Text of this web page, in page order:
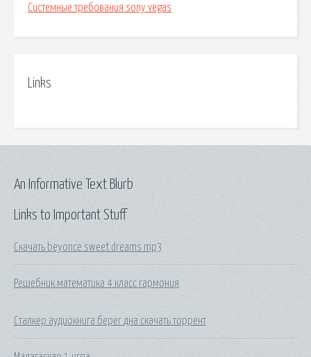
Системные требования sony vegas
Links
Links to Important Stuff
Скачать beyonce sweet dreams mp3
Решебник математика 4 класс гармония
Сталкер аудиокнига берег дна скачать торрент
An Informative Text Blurb